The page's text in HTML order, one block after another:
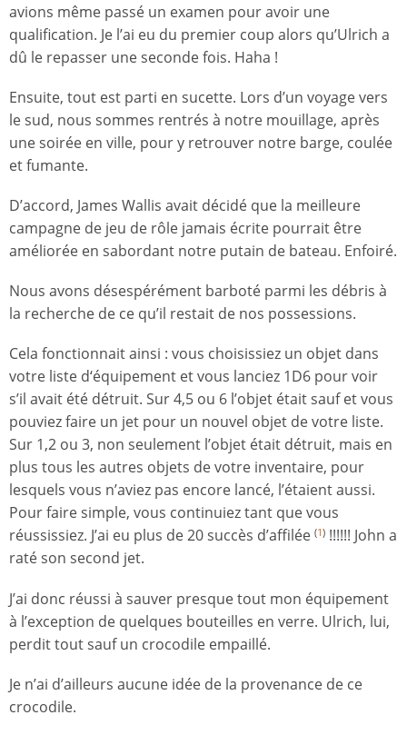
avions même passé un examen pour avoir une
qualification. Je l’ai eu du premier coup alors qu’Ulrich a
dû le repasser une seconde fois. Haha !
Ensuite, tout est parti en sucette. Lors d’un voyage vers
le sud, nous sommes rentrés à notre mouillage, après
une soirée en ville, pour y retrouver notre barge, coulée
et fumante.
D’accord, James Wallis avait décidé que la meilleure
campagne de jeu de rôle jamais écrite pourrait être
améliorée en sabordant notre putain de bateau. Enfoiré.
Nous avons désespérément barboté parmi les débris à
la recherche de ce qu’il restait de nos possessions.
Cela fonctionnait ainsi : vous choisissiez un objet dans
votre liste d‘équipement et vous lanciez 1D6 pour voir
s’il avait été détruit. Sur 4,5 ou 6 l’objet était sauf et vous
pouviez faire un jet pour un nouvel objet de votre liste.
Sur 1,2 ou 3, non seulement l’objet était détruit, mais en
plus tous les autres objets de votre inventaire, pour
lesquels vous n’aviez pas encore lancé, l’étaient aussi.
Pour faire simple, vous continuiez tant que vous
réussissiez. J’ai eu plus de 20 succès d’affilée (1) !!!!!! John a
raté son second jet.
J’ai donc réussi à sauver presque tout mon équipement
à l’exception de quelques bouteilles en verre. Ulrich, lui,
perdit tout sauf un crocodile empaillé.
Je n’ai d’ailleurs aucune idée de la provenance de ce
crocodile.